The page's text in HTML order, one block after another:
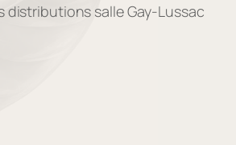
distributions salle Gay-Lussac